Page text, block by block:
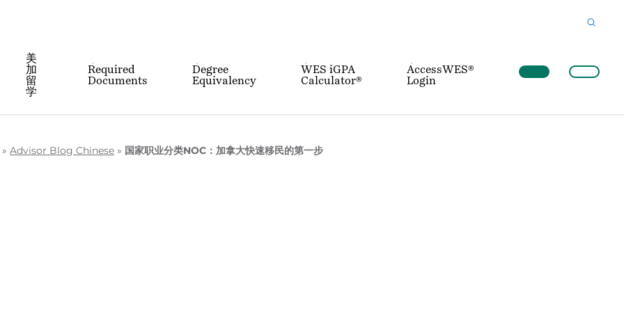
美
加
留
学
Required
Documents
Degree
Equivalency
WES iGPA
Calculator®
AccessWES®
Login
» Advisor Blog Chinese » 国家职业分类NOC：加拿大快速移民的第一步